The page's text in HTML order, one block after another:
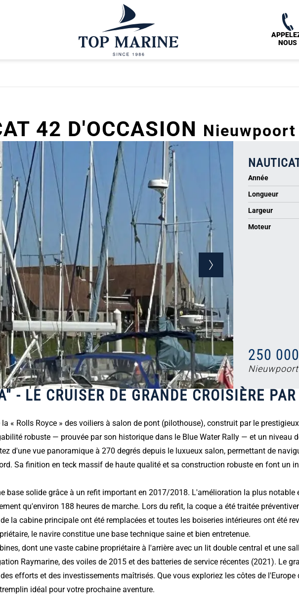
NOUS
42 D'OCCASION Nieuwpoort
Année
Longueur
Largeur
Moteur
250
- LE CRUISER DE GRANDE CROISIÈRE PAR
« Rolls Royce » des voiliers à salon de pont (pilothouse), construit par le
robuste — prouvée par son historique dans le Blue Water Rally — et un niveau
d'une vue panoramique à 270 degrés depuis le luxueux salon, permettant de
Sa finition en teck massif de haute qualité et sa construction robuste en font un
base solide grâce à un refit important en 2017/2018. L'amélioration la plus
qu'environ 188 heures de marche. Lors du refit, la coque a été traitée
la cabine principale ont été remplacées et toutes les boiseries intérieures ont été
le navire constitue une base technique saine et bien entretenue.
dont une vaste cabine propriétaire à l'arrière avec un lit double central et une
Raymarine, des voiles de 2015 et des batteries de service récentes (2021). Le
efforts et des investissements maîtrisés. Que vous exploriez les côtes de
idéal pour votre prochaine aventure.